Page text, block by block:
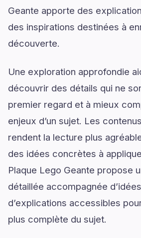
Geante apporte des
des inspirations destinées à
découverte.
Une exploration approfondie
découvrir des détails qui ne
premier regard et à mieux
enjeux d’un sujet. Les
rendent la lecture plus
des idées concrètes à
Plaque Lego Geante propose
détaillée accompagnée
d’explications accessibles
plus complète du sujet.